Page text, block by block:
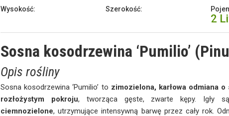
Wysokość: Szerokość:
2
Sosna kosodrzewina ‘Pumilio’
Opis rośliny
Sosna kosodrzewina ‘Pumilio’ to zimozielona, karłowa odmiana
rozłożystym pokroju, tworząca gęste, zwarte kępy. Igły
ciemnozielone, utrzymujące intensywną barwę przez cały rok.